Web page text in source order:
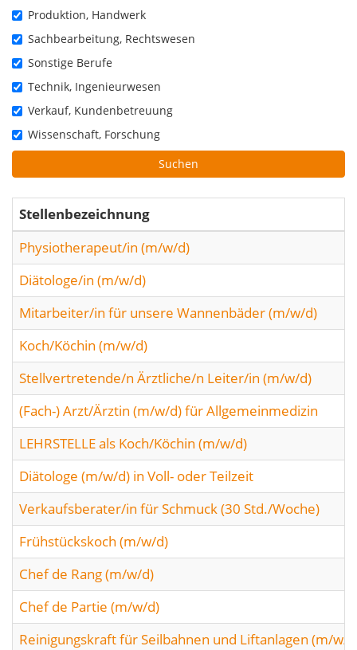
Produktion, Handwerk
Sachbearbeitung, Rechtswesen
Sonstige Berufe
Technik, Ingenieurwesen
Verkauf, Kundenbetreuung
Wissenschaft, Forschung
Suchen
Stellenbezeichnung
Physiotherapeut/in (m/w/d)
Diätologe/in (m/w/d)
Mitarbeiter/in für unsere Wannenbäder (m/w/d)
Koch/Köchin (m/w/d)
Stellvertretende/n Ärztliche/n Leiter/in (m/w/d)
(Fach-) Arzt/Ärztin (m/w/d) für Allgemeinmedizin
LEHRSTELLE als Koch/Köchin (m/w/d)
Diätologe (m/w/d) in Voll- oder Teilzeit
Verkaufsberater/in für Schmuck (30 Std./Woche)
Frühstückskoch (m/w/d)
Chef de Rang (m/w/d)
Chef de Partie (m/w/d)
Reinigungskraft für Seilbahnen und Liftanlagen (m/w/